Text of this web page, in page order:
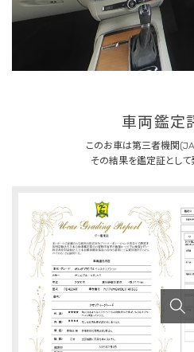
車両鑑定
このお車は第三者機関
その結果を鑑定証として